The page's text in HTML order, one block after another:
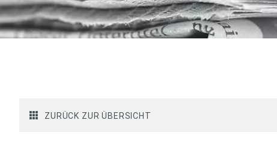
ZURÜCK ZUR ÜBERSICHT